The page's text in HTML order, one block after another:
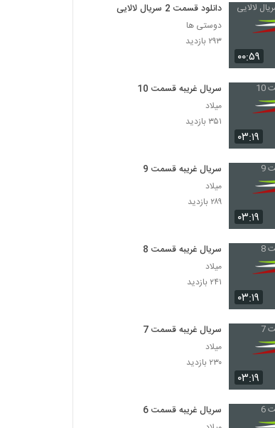
۰۰:۵۹
دانلود قسمت 2 سریال لالایی
دوستی ها
۲۹۳ بازدید
۰۳:۱۹
سریال غریبه قسمت 10
میلاد
۳۵۱ بازدید
۰۳:۱۹
سریال غریبه قسمت 9
میلاد
۲۸۹ بازدید
۰۳:۱۹
سریال غریبه قسمت 8
میلاد
۲۴۱ بازدید
۰۳:۱۹
سریال غریبه قسمت 7
میلاد
۲۳۰ بازدید
سریال غریبه قسمت 6